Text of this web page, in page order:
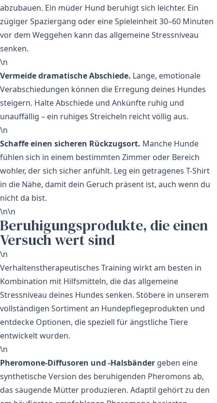
abzubauen. Ein müder Hund beruhigt sich leichter. Ein
zügiger Spaziergang oder eine Spieleinheit 30–60 Minuten
vor dem Weggehen kann das allgemeine Stressniveau
senken.
\n
Vermeide dramatische Abschiede. Lange, emotionale
Verabschiedungen können die Erregung deines Hundes
steigern. Halte Abschiede und Ankünfte ruhig und
unauffällig – ein ruhiges Streicheln reicht völlig aus.
\n
Schaffe einen sicheren Rückzugsort. Manche Hunde
fühlen sich in einem bestimmten Zimmer oder Bereich
wohler, der sich sicher anfühlt. Leg ein getragenes T-Shirt
in die Nähe, damit dein Geruch präsent ist, auch wenn du
nicht da bist.
\n\n
Beruhigungsprodukte, die einen
Versuch wert sind
\n
Verhaltenstherapeutisches Training wirkt am besten in
Kombination mit Hilfsmitteln, die das allgemeine
Stressniveau deines Hundes senken. Stöbere in unserem
vollständigen Sortiment an Hundepflegeprodukten und
entdecke Optionen, die speziell für ängstliche Tiere
entwickelt wurden.
\n
Pheromone-Diffusoren und -Halsbänder geben eine
synthetische Version des beruhigenden Pheromons ab,
das säugende Mütter produzieren. Adaptil gehört zu den